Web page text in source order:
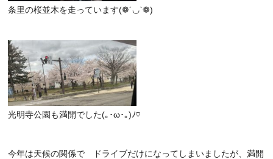
条里の桜並木を走っています(❁´◡`❁)
光明寺公園も満開でした(｡･ω･｡)ﾉ♡
今年は天候の関係で ドライブだけになってしまいましたが、満開